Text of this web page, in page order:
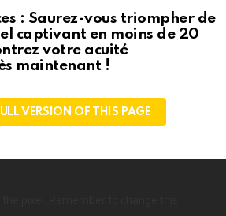
: Saurez-vous triompher de
captivant en moins de 20
votre acuité
maintenant !
VERSION OF THIS PAGE